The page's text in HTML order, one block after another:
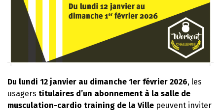
Du lundi 12 janvier au dimanche 1er février 2026, les
usagers titulaires d’un abonnement à la salle de
musculation-cardio training de la Ville peuvent inviter